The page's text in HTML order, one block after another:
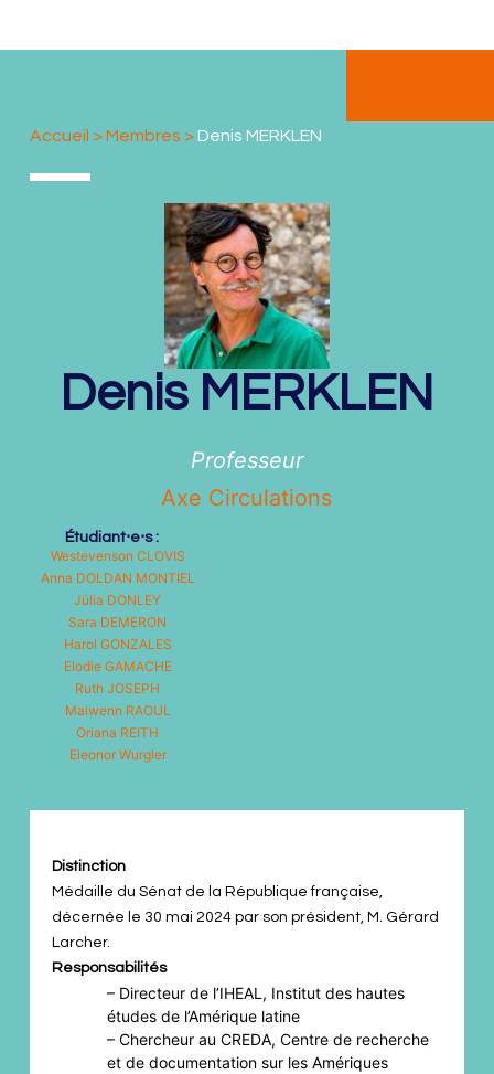
Accueil >Membres >Denis MERKLEN
Denis MERKLEN
Professeur
Axe Circulations
Étudiant⋅e⋅s :
Westevenson CLOVIS
Anna DOLDAN MONTIEL
Júlia DONLEY
Sara DEMERON
Harol GONZALES
Elodie GAMACHE
RuthJOSEPH
Maiwenn RAOUL
Oriana REITH
Eleonor Wurgler
Distinction
Médaille du Sénat de la République française,
décernée le 30 mai 2024 par son président, M. Gérard
Larcher.
Responsabilités
– Directeur de l’IHEAL, Institut des hautes
études de l’Amérique latine
– Chercheur au CREDA, Centre de recherche
et de documentation sur les Amériques